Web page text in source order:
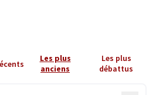
Les plus
anciens
Les plus
débattus